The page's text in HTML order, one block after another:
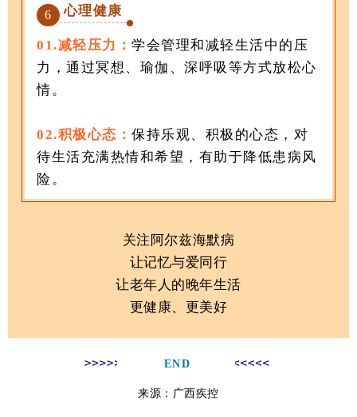
6 心理健康
01.减轻压力：学会管理和减轻生活中的压
力，通过冥想、瑜伽、深呼吸等方式放松心
情。
02.积极心态：保持乐观、积极的心态，对
待生活充满热情和希望，有助于降低患病风
险。
关注阿尔兹海默病
让记忆与爱同行
让老年人的晚年生活
更健康、更美好
END
来源：广西疾控